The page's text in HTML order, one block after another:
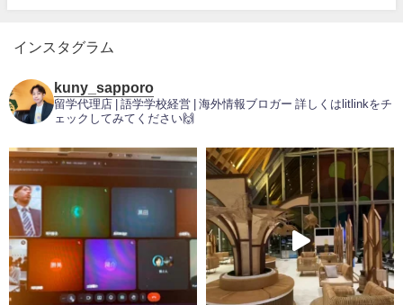
インスタグラム
kuny_sapporo
留学代理店 | 語学学校経営 | 海外情報ブロガー 詳しくはlitlinkをチ
ェックしてみてください🙌